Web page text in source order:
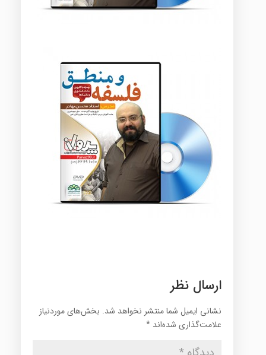
ارسال نظر
نشانی ایمیل شما منتشر نخواهد شد. بخش‌های موردنیاز
علامت‌گذاری شده‌اند *